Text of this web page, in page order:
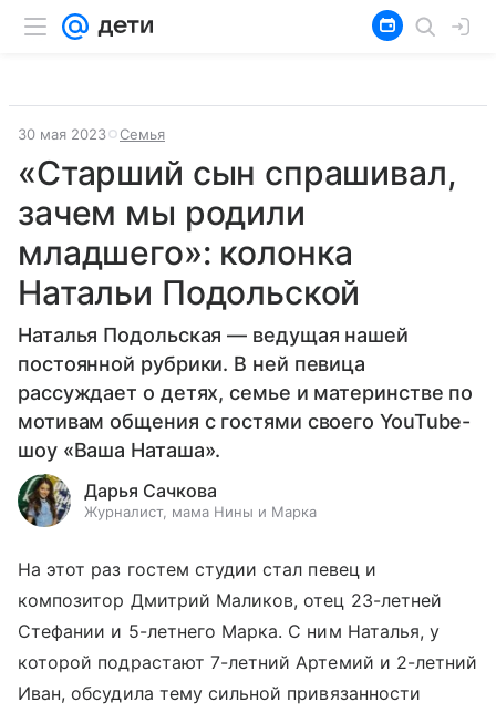
30 мая 2023 Семья
«Старший сын спрашивал,
зачем мы родили
младшего»: колонка
Натальи Подольской
Наталья Подольская — ведущая нашей
постоянной рубрики. В ней певица
рассуждает о детях, семье и материнстве по
мотивам общения с гостями своего YouTube-
шоу «Ваша Наташа».
Дарья Сачкова
Журналист, мама Нины и Марка
На этот раз гостем студии стал певец и
композитор Дмитрий Маликов, отец 23-летней
Стефании и 5-летнего Марка. С ним Наталья, у
которой подрастают 7-летний Артемий и 2-летний
Иван, обсудила тему сильной привязанности